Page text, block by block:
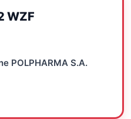
WZF
POLPHARMA S.A.